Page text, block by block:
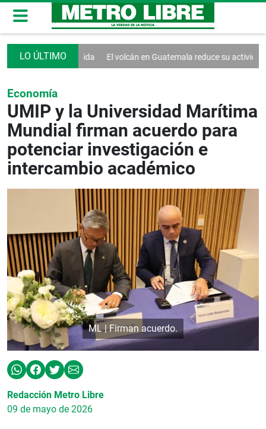
bienvenida El volcán en Guatemala reduce su actividad
Economía
UMIP y la Universidad Marítima
Mundial firman acuerdo para
potenciar investigación e
intercambio académico
ML | Firman acuerdo.
Redacción Metro Libre
09 de mayo de 2026